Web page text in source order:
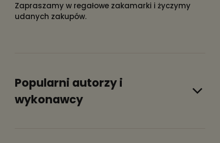
Zapraszamy w regałowe zakamarki i życzymy
udanych zakupów.
Popularni autorzy i
wykonawcy